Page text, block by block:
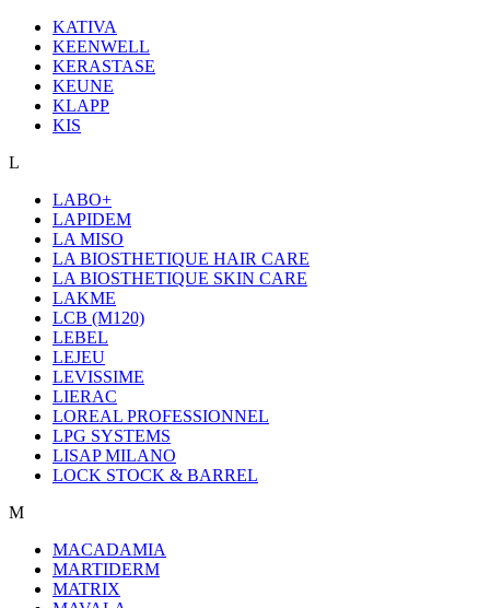
KATIVA
KEENWELL
KERASTASE
KEUNE
KLAPP
KIS
L
LABO+
LAPIDEM
LA MISO
LA BIOSTHETIQUE HAIR CARE
LA BIOSTHETIQUE SKIN CARE
LAKME
LCB (M120)
LEBEL
LEJEU
LEVISSIME
LIERAC
LOREAL PROFESSIONNEL
LPG SYSTEMS
LISAP MILANO
LOCK STOCK & BARREL
M
MACADAMIA
MARTIDERM
MATRIX